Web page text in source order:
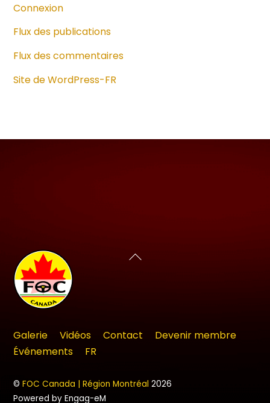
Connexion
Flux des publications
Flux des commentaires
Site de WordPress-FR
Back
Galerie Vidéos Contact
Devenir membre
Événements
FR
©FOC Canada | Région Montréal2026
Powered by Engag-eM